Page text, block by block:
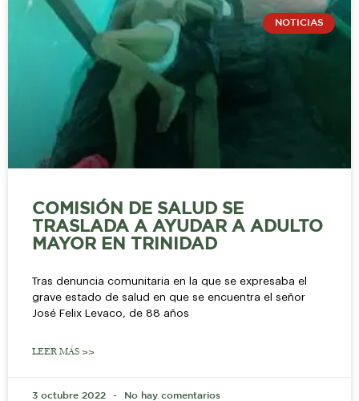
NOTICIAS
COMISIÓN DE SALUD SE
TRASLADA A AYUDAR A ADULTO
MAYOR EN TRINIDAD
Tras denuncia comunitaria en la que se expresaba el
grave estado de salud en que se encuentra el señor
José Felix Levaco, de 88 años
LEER MÁS >>
3 octubre 2022 No hay comentarios